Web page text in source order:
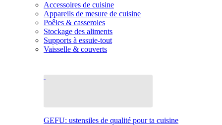
Accessoires de cuisine
Appareils de mesure de cuisine
Poêles & casseroles
Stockage des aliments
Supports à essuie-tout
Vaisselle & couverts
GEFU: ustensiles de qualité pour ta cuisine